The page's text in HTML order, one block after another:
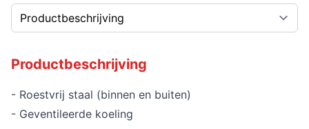
Productbeschrijving
- Roestvrij staal (binnen en buiten)
- Geventileerde koeling